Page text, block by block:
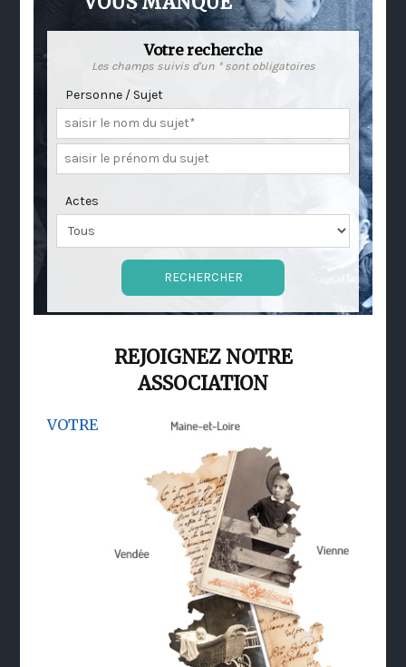
Votre recherche
Les champs suivis d'un * sont obligatoires
Personne / Sujet
Actes
REJOIGNEZ NOTRE
ASSOCIATION
VOTRE